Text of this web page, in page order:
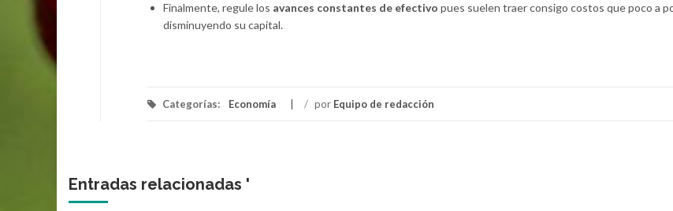
Finalmente, regule los avances constantes de efectivo pues suelen traer consigo costos que poco a
disminuyendo su capital.
Categorías: Economía / por Equipo de redacción
Entradas relacionadas '